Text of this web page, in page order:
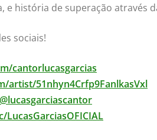
e história de superação através
sociais!
cantorlucasgarcias
artist/51nhyn4Crfp9FanlkasVxl